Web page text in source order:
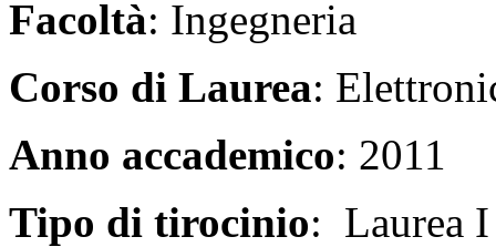
Facoltà: Ingegneria
Corso di Laurea:
Anno accademico: 2011
Tipo di tirocinio: Laurea